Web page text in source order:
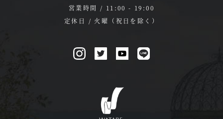
営業時間 / 11:00 - 19:00
定休日 / 火曜（祝日を除く）